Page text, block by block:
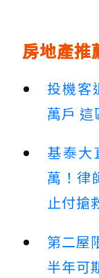
房地產推
投機客
萬戶
基泰大
萬！律
止付搶
第二屋
半年可